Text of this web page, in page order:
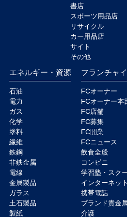
書店
スポーツ用品店
リサイクル
カー用品店
サイト
その他
エネルギー・資源
石油
電力
ガス
化学
塗料
繊維
鉄鋼
非鉄金属
電線
金属製品
ガラス
土石製品
製紙
フランチャ
FCオーナー
FCオーナー本
FC店舗
FC募集
FC開業
FCニュース
飲食全般
コンビニ
学習塾・スク
インターネット
携帯電話
ブランド貴金
介護